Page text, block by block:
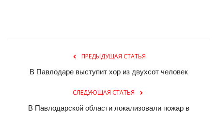
ПРЕДЫДУЩАЯ СТАТЬЯ
В Павлодаре выступит хор из двухсот человек
СЛЕДУЮЩАЯ СТАТЬЯ
В Павлодарской области локализовали пожар в